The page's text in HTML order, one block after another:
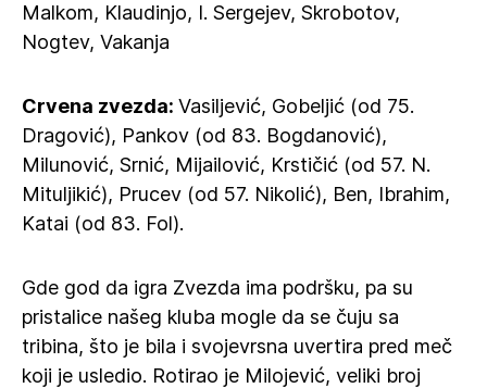
Malkom, Klaudinjo, I. Sergejev, Skrobotov,
Nogtev, Vakanja
Crvena zvezda: Vasiljević, Gobeljić (od 75.
Dragović), Pankov (od 83. Bogdanović),
Milunović, Srnić, Mijailović, Krstičić (od 57. N.
Mituljikić), Prucev (od 57. Nikolić), Ben, Ibrahim,
Katai (od 83. Fol).
Gde god da igra Zvezda ima podršku, pa su
pristalice našeg kluba mogle da se čuju sa
tribina, što je bila i svojevrsna uvertira pred meč
koji je usledio. Rotirao je Milojević, veliki broj